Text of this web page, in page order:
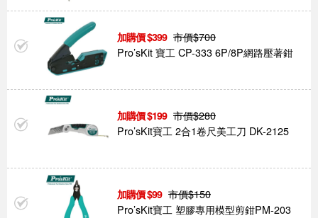
399 市價$700
Pro’sKit 寶工 CP-333 6P/8P網路壓著鉗
199 市價$280
Pro’sKit寶工 2合1卷尺美工刀 DK-2125
99 市價$150
Pro’sKit寶工 塑膠專用模型剪鉗PM-203